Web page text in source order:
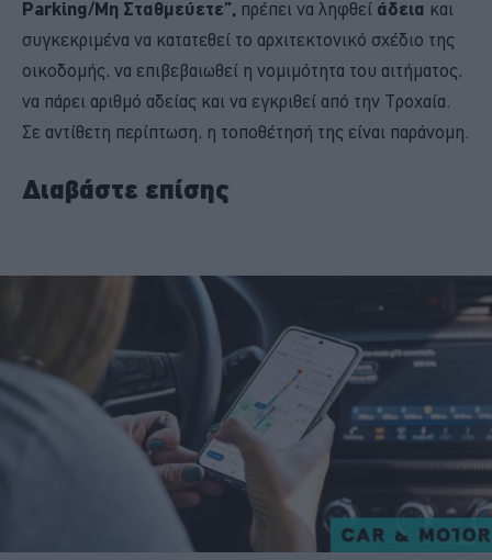
Parking/Μη Σταθμεύετε”, πρέπει να ληφθεί άδεια και
συγκεκριμένα να κατατεθεί το αρχιτεκτονικό σχέδιο της
οικοδομής, να επιβεβαιωθεί η νομιμότητα του αιτήματος,
να πάρει αριθμό αδείας και να εγκριθεί από την Tροχαία.
Σε αντίθετη περίπτωση, η τοποθέτησή της είναι παράνομη.
Διαβάστε επίσης